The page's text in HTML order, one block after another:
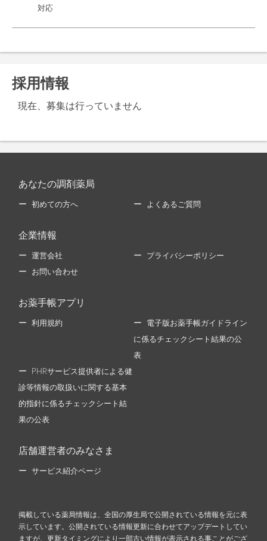
対応
採用情報
現在、募集は行っていません
あなたの調剤薬局
初めての方へ よくあるご質問
企業情報
運営会社 プライバシーポリシー
お問い合わせ
お薬手帳アプリ
利用規約 電子版お薬手帳ガイドライン
に係るチェックシート結果の公
表
PHRサービス提供者による健
診等情報の取扱いに関する基本
的指針に係るチェックシート結
果の公表
店舗運営者のみなさま
サービス紹介ページ
掲載している薬局情報は、全国の厚生局で公開されている情報を元に表
示しています。公開されている情報更新に合わせてアップデートしてい
ますが、更新タイミングにより一部古い情報が表示される事ことがござ